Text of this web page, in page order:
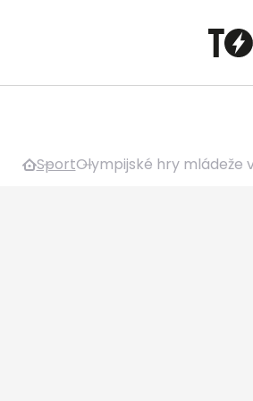
SportOlympijské hry mládeže